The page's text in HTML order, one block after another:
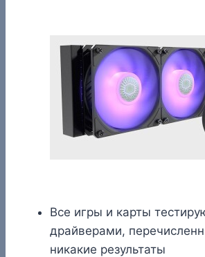
Все игры и карты
драйверами,
никакие результаты